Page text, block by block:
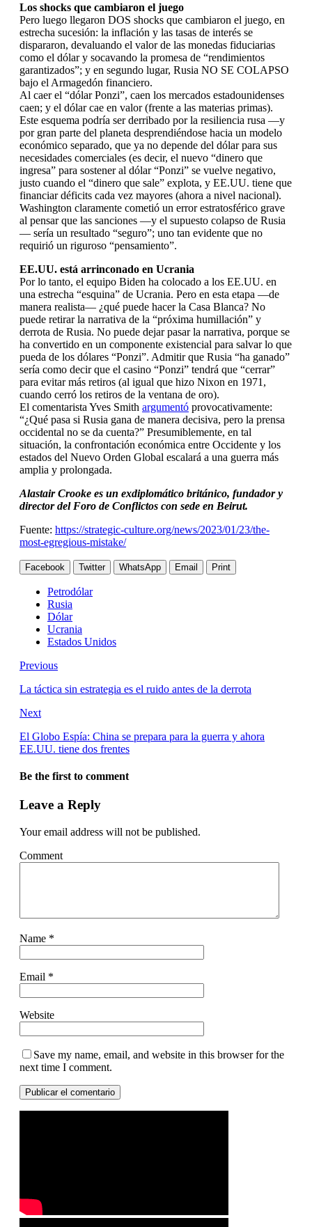
Los shocks que cambiaron el juego
Pero luego llegaron DOS shocks que cambiaron el juego, en
estrecha sucesión: la inflación y las tasas de interés se
dispararon, devaluando el valor de las monedas fiduciarias
como el dólar y socavando la promesa de “rendimientos
garantizados”; y en segundo lugar, Rusia NO SE COLAPSO
bajo el Armagedón financiero.
Al caer el “dólar Ponzi”, caen los mercados estadounidenses
caen; y el dólar cae en valor (frente a las materias primas).
Este esquema podría ser derribado por la resiliencia rusa —y
por gran parte del planeta desprendiéndose hacia un modelo
económico separado, que ya no depende del dólar para sus
necesidades comerciales (es decir, el nuevo “dinero que
ingresa” para sostener al dólar “Ponzi” se vuelve negativo,
justo cuando el “dinero que sale” explota, y EE.UU. tiene que
financiar déficits cada vez mayores (ahora a nivel nacional).
Washington claramente cometió un error estratosférico grave
al pensar que las sanciones —y el supuesto colapso de Rusia
— sería un resultado “seguro”; uno tan evidente que no
requirió un riguroso “pensamiento”.
EE.UU. está arrinconado en Ucrania
Por lo tanto, el equipo Biden ha colocado a los EE.UU. en
una estrecha “esquina” de Ucrania. Pero en esta etapa —de
manera realista— ¿qué puede hacer la Casa Blanca? No
puede retirar la narrativa de la “próxima humillación” y
derrota de Rusia. No puede dejar pasar la narrativa, porque se
ha convertido en un componente existencial para salvar lo que
pueda de los dólares “Ponzi”. Admitir que Rusia “ha ganado”
sería como decir que el casino “Ponzi” tendrá que “cerrar”
para evitar más retiros (al igual que hizo Nixon en 1971,
cuando cerró los retiros de la ventana de oro).
El comentarista Yves Smith argumentó provocativamente:
“¿Qué pasa si Rusia gana de manera decisiva, pero la prensa
occidental no se da cuenta?” Presumiblemente, en tal
situación, la confrontación económica entre Occidente y los
estados del Nuevo Orden Global escalará a una guerra más
amplia y prolongada.
Alastair Crooke es un exdiplomático británico, fundador y
director del Foro de Conflictos con sede en Beirut.
Fuente: https://strategic-culture.org/news/2023/01/23/the-
most-egregious-mistake/
Facebook Twitter WhatsApp Email Print
Petrodólar
Rusia
Dólar
Ucrania
Estados Unidos
Previous
La táctica sin estrategia es el ruido antes de la derrota
Next
El Globo Espía: China se prepara para la guerra y ahora
EE.UU. tiene dos frentes
Be the first to comment
Leave a Reply
Your email address will not be published.
Comment
Name *
Email *
Website
Save my name, email, and website in this browser for the
next time I comment.